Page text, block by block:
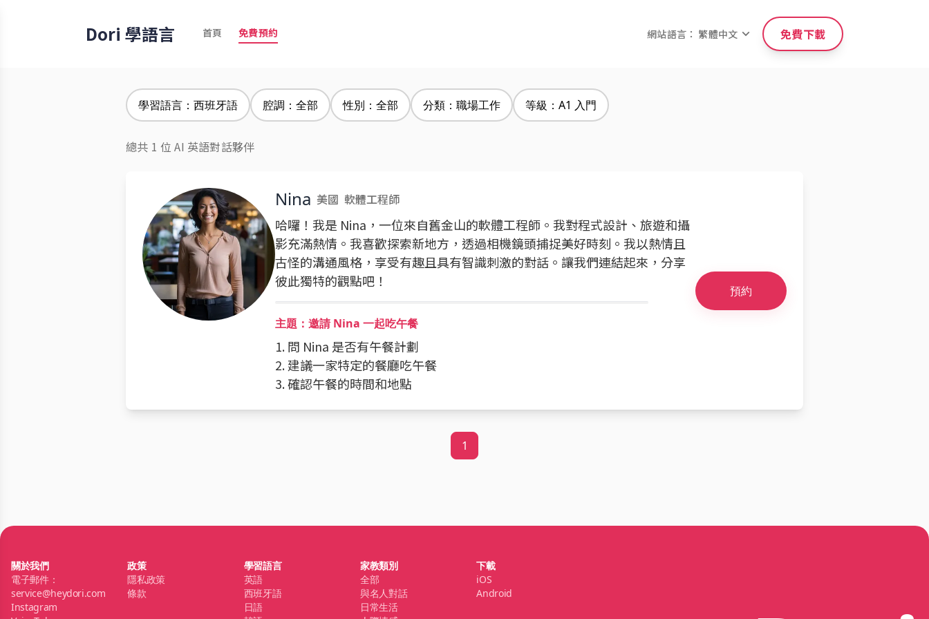
Dori 學語言 首頁 免費預約 網站語言： 繁體中文 免費下載
學習語言：西班牙語 腔調：全部 性別：全部 分類：職場工作 等級：A1 入門
總共 1 位 AI 英語對話夥伴
Nina 美國 軟體工程師
哈囉！我是 Nina，一位來自舊金山的軟體工程師。我對程式設計、旅遊和攝
影充滿熱情。我喜歡探索新地方，透過相機鏡頭捕捉美好時刻。我以熱情且
古怪的溝通風格，享受有趣且具有智識刺激的對話。讓我們連結起來，分享
彼此獨特的觀點吧！
主題：邀請 Nina 一起吃午餐
1. 問 Nina 是否有午餐計劃
2. 建議一家特定的餐廳吃午餐
3. 確認午餐的時間和地點
預約
1
關於我們
電子郵件：
service@heydori.com
Instagram
政策
隱私政策
條款
學習語言
英語
西班牙語
日語
家教類別
全部
與名人對話
日常生活
下載
iOS
Android